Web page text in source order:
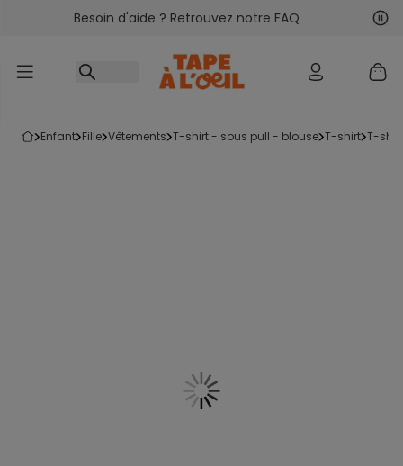
Accéder au contenu
Besoin d'aide ? Retrouvez notre FAQ
enfant fille vêtements t-shirt - sous pull - blouse t-shirt t-